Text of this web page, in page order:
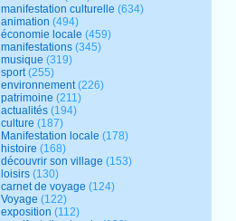
manifestation culturelle (634)
animation (494)
économie locale (459)
manifestations (345)
musique (319)
sport(255)
environnement(226)
patrimoine (211)
actualités (194)
culture (187)
Manifestation locale (178)
histoire (168)
découvrir son village (153)
loisirs (130)
carnet de voyage (124)
Voyage (122)
exposition (112)